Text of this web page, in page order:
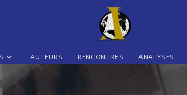
AUTEURS RENCONTRES ANALYSES